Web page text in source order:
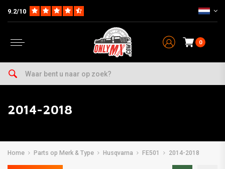
9.2/10
0
2014-2018
Home Parts op Merk & Type Husqvarna FE501 2014-2018